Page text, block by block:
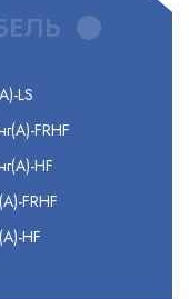
LS
FRHF
HF
FRHF
HF